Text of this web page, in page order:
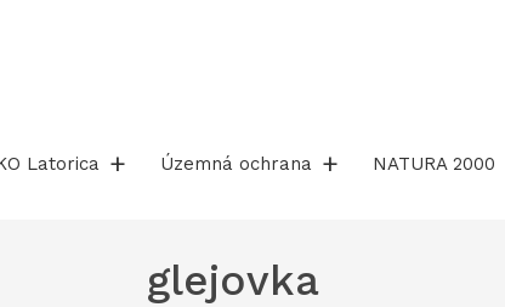
Latorica Územná ochrana NATURA 2000
glejovka